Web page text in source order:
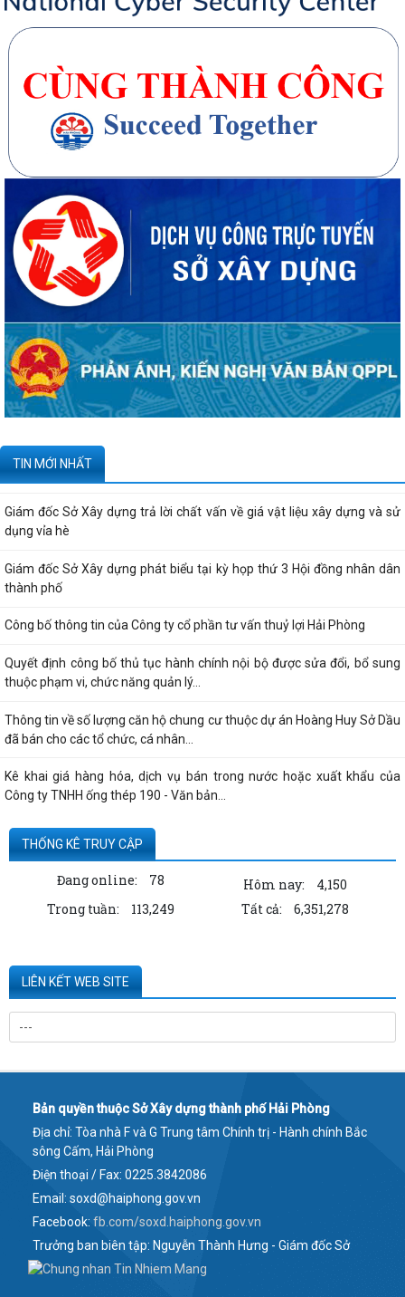
TIN MỚI NHẤT
Kê khai giá hàng hóa, dịch vụ bán trong nước hoặc xuất khẩu của
Công ty TNHH ống thép 190 - Văn bản...
Tạm thời chưa trả kết quả cấp chứng chỉ hành nghề hoạt động xây
dựng do vướng mắc hệ thống - Thông...
Quyết định công bố danh mục thủ tục hành chính được sửa đổi, bổ
sung, bị bãi bỏ thuộc phạm vi chức...
266 trường hợp được kiểm tra thông tin đăng ký mua, thuê nhà ở xã
hội tại Tràng Cát đợt 12 - Văn...
Thông báo kết quả phúc khảo kỳ thi sát hạch cấp chứng chỉ hành nghề
Giám đốc Sở Xây dựng trả lời chất vấn về giá vật liệu xây dựng và sử
dụng vỉa hè
Giám đốc Sở Xây dựng phát biểu tại kỳ họp thứ 3 Hội đồng nhân dân
thành phố
Công bố thông tin của Công ty cổ phần tư vấn thuỷ lợi Hải Phòng
Quyết định công bố thủ tục hành chính nội bộ được sửa đổi, bổ sung
thuộc phạm vi, chức năng quản lý...
Thông tin về số lượng căn hộ chung cư thuộc dự án Hoàng Huy Sở Dầu
đã bán cho các tổ chức, cá nhân...
Kê khai giá hàng hóa, dịch vụ bán trong nước hoặc xuất khẩu của
Công ty TNHH ống thép 190 - Văn bản...
Thông báo hạn chế giao thông đường thủy trên sông Thái Bình phục
vụ trục vớt phương tiện bị chìm -...
Kê khai giá hàng hóa, dịch vụ bán trong nước hoặc xuất khẩu của
Công ty TNHH ống thép 190 - Văn bản...
Công ty TNHH ống thép 190 - Văn bản...
Công bố thông tin về năng lực đủ điều kiện hoạt động thí nghiệm
Công bố thông tin về năng lực đủ điều kiện hoạt động thí nghiệm
chuyên ngành xây dựng của Công ty...
Quyết định về việc công bố Chỉ số giá xây dựng công trình tỉnh Hải
Dương (cũ) tại thời điểm Quý IV...
Công bố thông tin dự án đầu tư xây dựng khu nhà ở xã hội thuộc Khu
dân cư phường Ngọc Châu, thành...
THỐNG KÊ TRUY CẬP
Đang online: 78 Hôm nay:
4,150
Trong tuần:
113,249 Tất cả: 6,351,278
LIÊN KẾT WEB SITE
Bản quyền thuộc Sở Xây dựng thành phố Hải Phòng
Địa chỉ: Tòa nhà F và G Trung tâm Chính trị - Hành chính Bắc
sông Cấm, Hải Phòng
Điện thoại / Fax: 0225.3842086
Email: soxd@haiphong.gov.vn
Facebook: fb.com/soxd.haiphong.gov.vn
Trưởng ban biên tập: Nguyễn Thành Hưng - Giám đốc Sở